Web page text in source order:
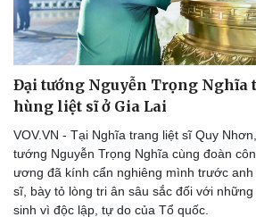
Doanh nghiệp
Thông tin doanh nghiệp
Doanh nghiệp 24h
Doanh nhân
Vì cộng đồng
Sành
Tin
Trải
Đại tướng Nguyễn Trọng Nghĩa
hùng liệt sĩ ở Gia Lai
VOV.VN - Tại Nghĩa trang liệt sĩ Quy
tướng Nguyễn Trọng Nghĩa cùng đoàn
ương đã kính cẩn nghiêng mình trước anh
sĩ, bày tỏ lòng tri ân sâu sắc đối với
sinh vì độc lập, tự do của Tổ quốc.